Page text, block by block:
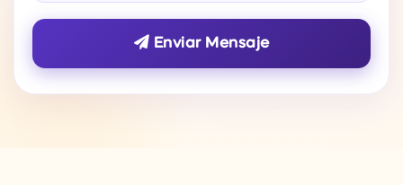
Enviar Mensaje